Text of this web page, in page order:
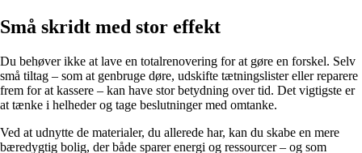
Små skridt med stor effekt
Du behøver ikke at lave en totalrenovering for at gøre en forskel. Selv
små tiltag – som at genbruge døre, udskifte tætningslister eller reparere
frem for at kassere – kan have stor betydning over tid. Det vigtigste er
at tænke i helheder og tage beslutninger med omtanke.
Ved at udnytte de materialer, du allerede har, kan du skabe en mere
bæredygtig bolig, der både sparer energi og ressourcer – og som